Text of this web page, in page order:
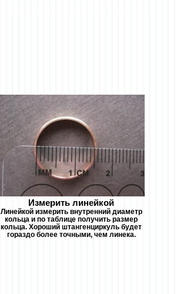
Измерить линейкой
Линейкой измерить внутренний диаметр
кольца и по таблице получить размер
кольца. Хороший штангенциркуль будет
гораздо более точными, чем линека.